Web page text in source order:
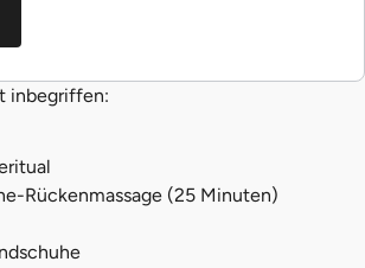
inbegriffen:
Rückenmassage (25 Minuten)